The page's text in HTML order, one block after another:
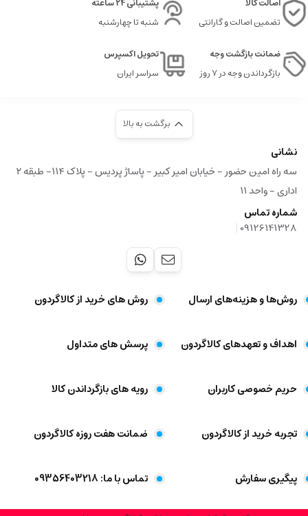
تضمین اصالت و گارانتی
شنبه تا چهارشنبه
ضمانت بازگشت وجه
بازگرداندن وجه در ۷ روز
تحویل اکسپرس
سراسر ایران
برگشت به بالا
نشانی
سه راه امین حضور - خیابان امیر کبیر - پاساژ پردیس - پلاک ۱۱۴- طبقه ۲
اداری - واحد ۱۱
شماره تماس
09126141328
|
روش‌ها و هزینه‌های ارسال روش های خرید از کالاگردون
اهداف و تعهد‌های کالاگردون پرسش های متداول
حریم خصوصی کاربران رویه های بازگرداندن کالا
تجربه خرید از کالاگردون ضمانت هفت روزه کالاگردون
پیگیری سفارش تماس با ما: 09356403218